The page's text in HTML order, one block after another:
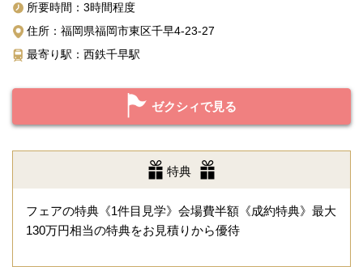
所要時間：3時間程度
住所：福岡県福岡市東区千早4-23-27
最寄り駅：西鉄千早駅
ゼクシィで見る
特典
フェアの特典《1件目見学》会場費半額《成約特典》最大
130万円相当の特典をお見積りから優待